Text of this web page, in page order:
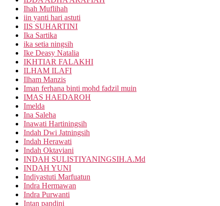
Ihah Muflihah
iin yanti hari astuti
IIS SUHARTINI
Ika Sartika
ika setia ningsih
Ike Deasy Natalia
IKHTIAR FALAKHI
ILHAM ILAFI
Ilham Manzis
Iman ferhana binti mohd fadzil muin
IMAS HAEDAROH
Imelda
Ina Saleha
Inawati Hartiningsih
Indah Dwi Jatningsih
Indah Herawati
Indah Oktaviani
INDAH SULISTIYANINGSIH.A.Md
INDAH YUNI
Indiyastuti Marfuatun
Indra Hermawan
Indra Purwanti
Intan pandini